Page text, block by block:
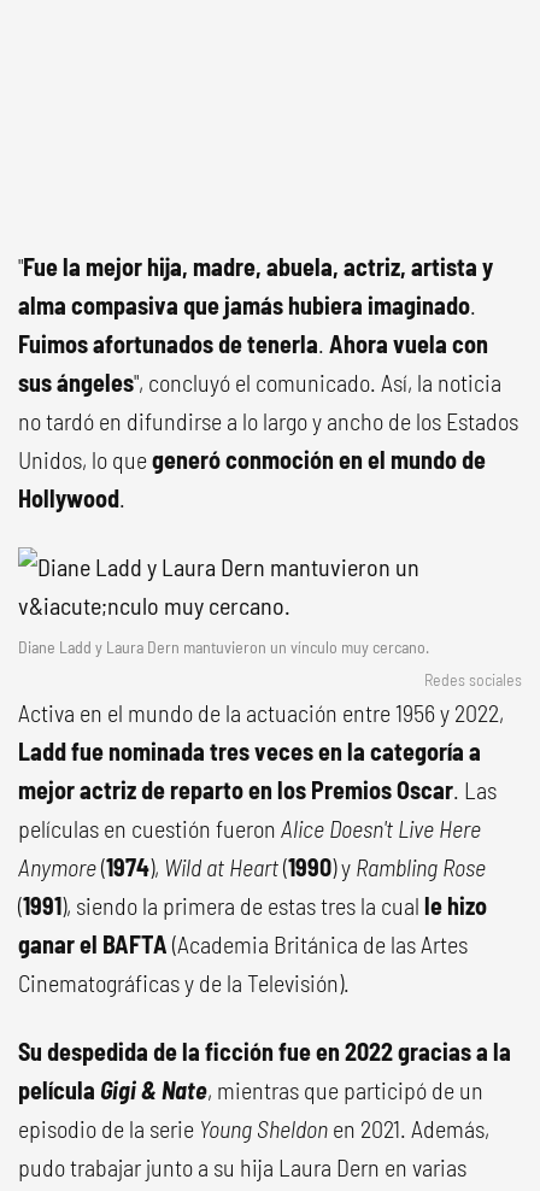
"Fue la mejor hija, madre, abuela, actriz, artista y
alma compasiva que jamás hubiera imaginado.
Fuimos afortunados de tenerla. Ahora vuela con
sus ángeles", concluyó el comunicado. Así, la noticia
no tardó en difundirse a lo largo y ancho de los Estados
Unidos, lo quegeneró conmoción en el mundo de
Hollywood.
Diane Ladd y Laura Dern mantuvieron un vínculo muy cercano.
Redes sociales
Activa en el mundo de la actuación entre 1956 y 2022,
Ladd fue nominada tres veces en la categoría a
mejor actriz de reparto en los Premios Oscar. Las
películas en cuestión fueron Alice Doesn't Live Here
Anymore(1974), Wild at Heart(1990) y Rambling Rose
(1991), siendo la primera de estas tres la cual le hizo
ganar el BAFTA (Academia Británica de las Artes
Cinematográficas y de la Televisión).
Su despedida de la ficción fue en 2022 gracias a la
película Gigi & Nate, mientras que participó de un
episodio de la serie Young Sheldon en 2021. Además,
pudo trabajar junto a su hija Laura Dern en varias